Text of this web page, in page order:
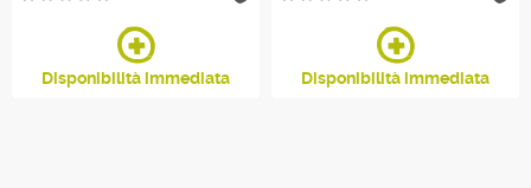
Disponibilità immediata Disponibilità immediata